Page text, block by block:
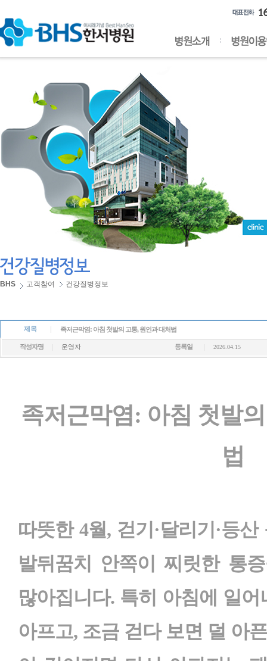
BHS 고객참여 건강질병정보
제목 족저근막염: 아침 첫발의 고통, 원인과 대처법
작성자명 운영자 등록일 2026.04.15
족저근막염: 아침 첫발
법
따뜻한 4월, 걷기·달리기·등
발뒤꿈치 안쪽이 찌릿한 통
많아집니다. 특히 아침에 일
아프고, 조금 걷다 보면 덜 아